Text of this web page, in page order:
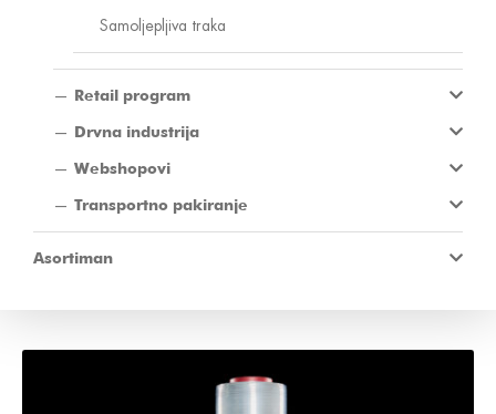
Samoljepljiva traka
Retail program
Drvna industrija
Webshopovi
Transportno pakiranje
Asortiman